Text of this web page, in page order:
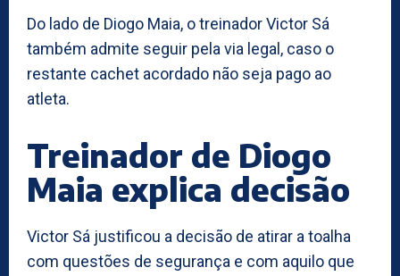
Do lado de Diogo Maia, o treinador Victor Sá
também admite seguir pela via legal, caso o
restante cachet acordado não seja pago ao
atleta.
Treinador de Diogo
Maia explica decisão
Victor Sá justificou a decisão de atirar a toalha
com questões de segurança e com aquilo que